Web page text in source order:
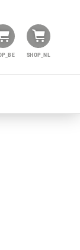
SHOP_NL